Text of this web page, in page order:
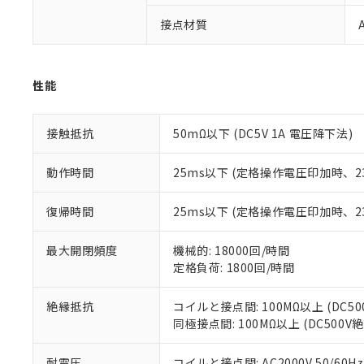
接点材質
性能
接触抵抗 50mΩ以下 (DC5V 1A 電圧降下法)
動作時間 25ms以下 (定格操作電圧印加時、
復帰時間 25ms以下 (定格操作電圧印加時、
最大開閉頻度
機械的: 18000回/時間
定格負荷: 1800回/時間
絶縁抵抗
コイルと接点間: 100MΩ以上
同極接点間: 100MΩ以上 (DC500V
本サービス
のであり、
い。
正式な納期
オムロン制御
在庫状況お
す。
マイパーツ
お客様が当
さい。
※当社の共
いる法人を
*EU RoHS指令（10物質
フタル酸エステル類の
※2 対応予定月
部品在庫の切り替
※3 非含有証明
下記の非含有証明
EU RoHS指令（
「○」：最大均質
Cr(Ⅵ)(六価クロム) :
DEHP(フタル酸ビス(2-
※2 環境保護使
「ｅ」：有害物質
「10」：通常の使
味します。
「－」：未確認で
当社は、こ
ます。
当社は貴社
当社は、貴
また当社は
一定数
△ 一定数
－
在庫な
機器販売
空
白